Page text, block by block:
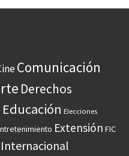
Comunicación
Derechos
Educación Elecciones
Extensión FIC
Internacional